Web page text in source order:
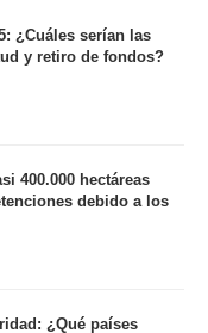
¿Cuáles serían las
y retiro de fondos?
400.000 hectáreas
debido a los
¿Qué países